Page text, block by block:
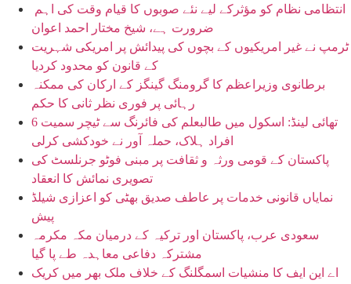
ضرورت ہے، شیخ مختار احمد اعوان
ٹرمپ نے غیر امریکیوں کے بچوں کی پیدائش پر امریکی شہریت
کے قانون کو محدود کردیا
برطانوی وزیراعظم کا گرومنگ گینگز کے ارکان کی ممکنہ
رہائی پر فوری نظر ثانی کا حکم
تھائی لینڈ: اسکول میں طالبعلم کی فائرنگ سے ٹیچر سمیت 6
افراد ہلاک، حملہ آور نے خودکشی کرلی
پاکستان کے قومی ورثہ و ثقافت پر مبنی فوٹو جرنلسٹ کی
تصویری نمائش کا انعقاد
نمایاں قانونی خدمات پر عاطف صدیق بھٹی کو اعزازی شیلڈ
پیش
سعودی عرب، پاکستان اور ترکیہ کے درمیان مکہ مکرمہ
مشترکہ دفاعی معاہدہ طے پا گیا
اے این ایف کا منشیات اسمگلنگ کے خلاف ملک بھر میں کریک